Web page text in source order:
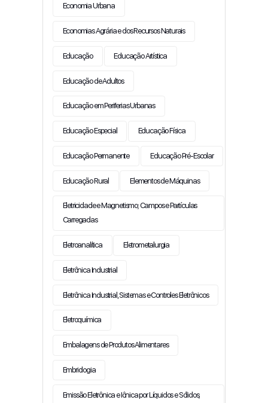
Economia Urbana
Economias Agrária e dos Recursos Naturais
Educação Educação Artística
Educação de Adultos
Educação em Periferias Urbanas
Educação Especial Educação Física
Educação Permanente Educação Pré-Escolar
Educação Rural Elementos de Máquinas
Eletricidade e Magnetismo; Campos e Partículas
Carregadas
Eletroanalítica Eletrometalurgia
Eletrônica Industrial
Eletrônica Industrial, Sistemas e Controles Eletrônicos
Eletroquímica
Embalagens de Produtos Alimentares
Embriologia
Emissão Eletrônica e Iônica por Líquidos e Sólidos;